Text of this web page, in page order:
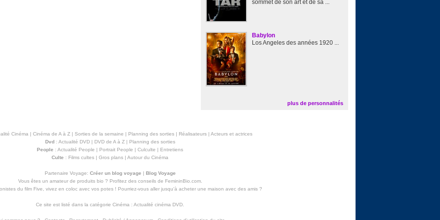
sommet de son art et de sa ...
Babylon
Los Angeles des années 1920 ...
plus de personnalités
Cinéma | Cinéma de A à Z| Sorties de la semaine | Planning des sorties| Réalisateurs| Acteurs et actrices
Dvd: Actualité DVD| DVD de A à Z| Planning des sorties
People : Actualité People | Portrait People | Culculte | Entretiens
Culte : Films cultes | Gros plans | Autour du Cinéma
Partenaire Voyage: Créer un blog voyage | Blog Voyage
Vous êtes un amateur de produits bio ? Profitez des conseils de FemininBio.com.
du film Five, vivez en coloc avec vos potes ! Pourriez-vous aller jusqu'à acheter une maison avec des amis?
Ce site est listé dans la catégorie Cinéma : Actualité cinéma DVD